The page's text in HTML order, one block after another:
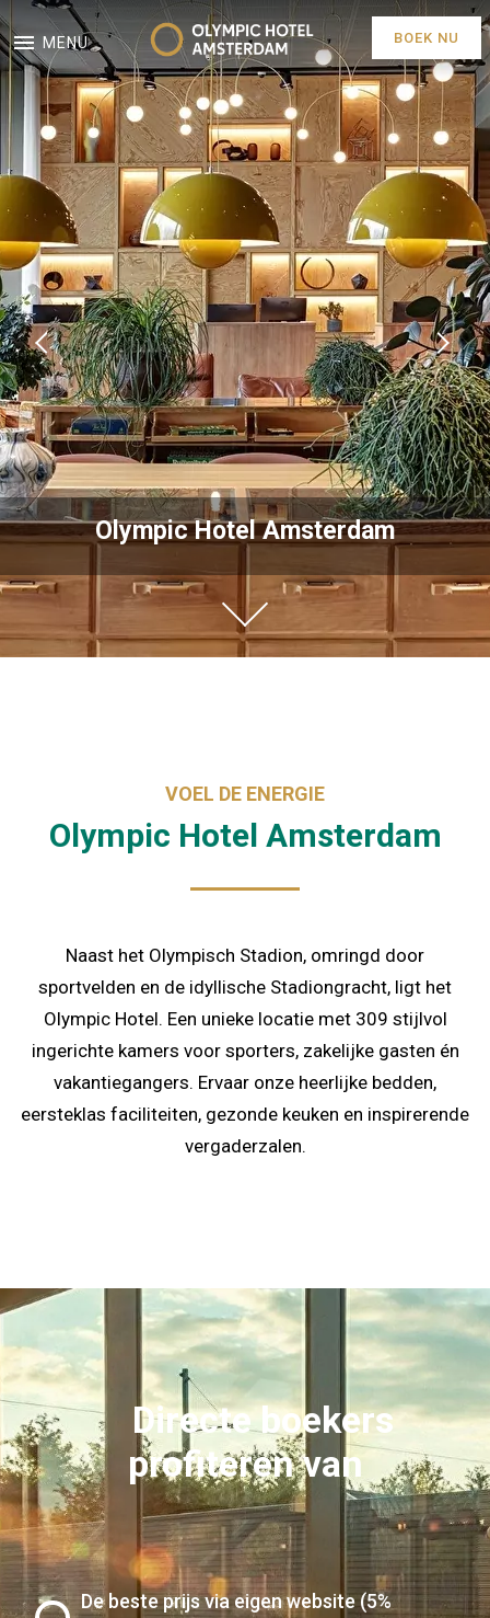
BOEK NU
MENU
Olympic Hotel Amsterdam
Olympic Hotel Amsterdam
VOEL DE ENERGIE
Naast het Olympisch Stadion, omringd door
sportvelden en de idyllische Stadiongracht, ligt het
Olympic Hotel. Een unieke locatie met 309 stijlvol
ingerichte kamers voor sporters, zakelijke gasten én
vakantiegangers. Ervaar onze heerlijke bedden,
eersteklas faciliteiten, gezonde keuken en inspirerende
vergaderzalen.
Directe boekers
profiteren van
De beste prijs via eigen website (5%